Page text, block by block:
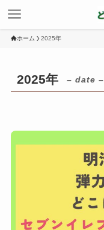
ホーム 2025年
2025年 – date –